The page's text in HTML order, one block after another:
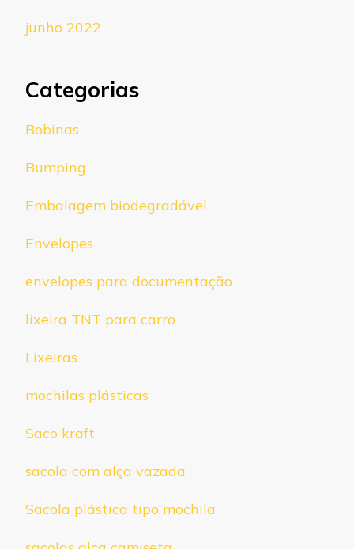
junho 2022
Categorias
Bobinas
Bumping
Embalagem biodegradável
Envelopes
envelopes para documentação
lixeira TNT para carro
Lixeiras
mochilas plásticas
Saco kraft
sacola com alça vazada
Sacola plástica tipo mochila